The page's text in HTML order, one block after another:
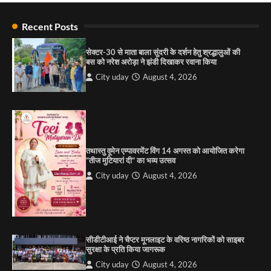
4
1
2
पारस हेल्थ पंचकूला ने ‘तिरंगा यात्रा 2025’ का हरियाणा से
कश्मीर तक किया आगाज़, राष्ट्रीय एकता को मिलेगा नया
आयाम
3
City uday August 6, 2025
Recent Posts
सेक्टर-30 से माता बाला सुंदरी के दर्शन हेतु श्रद्धालुओं की
बस को नरेश अरोड़ा ने झंडी दिखाकर रवाना किया
City uday August 4, 2026
तथास्तु वूमेन एम्पावरमेंट विंग 14 अगस्त को आयोजित करेगा
“तीज मुटियारां दी” का भव्य उत्सव
City uday August 4, 2026
सीडीटीआई ने चैप्टर मूनलाइट के वरिष्ठ नागरिकों को साइबर
सुरक्षा के प्रति किया जागरूक
City uday August 4, 2026